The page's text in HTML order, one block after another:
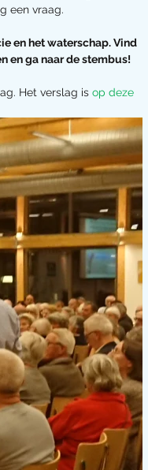
een vraag.
en het waterschap. Vind
en ga naar de stembus!
Het verslag is op deze